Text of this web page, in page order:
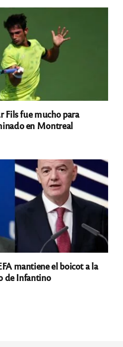
fue mucho para
en Montreal
mantiene el boicot a la
de Infantino